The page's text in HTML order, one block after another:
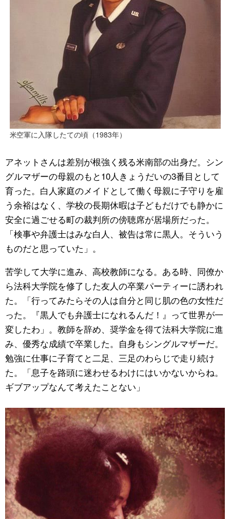
米空軍に入隊したての頃（1983年）
アネットさんは差別が根強く残る米南部の出身だ。シン
グルマザーの母親のもと10人きょうだいの3番目として
育った。白人家庭のメイドとして働く母親に子守りを雇
う余裕はなく、学校の長期休暇は子どもだけでも静かに
安全に過ごせる町の裁判所の傍聴席が居場所だった。
「検事や弁護士はみな白人、被告は常に黒人。そういう
ものだと思っていた」。
苦学して大学に進み、高校教師になる。ある時、同僚か
ら法科大学院を修了した友人の卒業パーティーに誘われ
た。「行ってみたらその人は自分と同じ肌の色の女性だ
った。『黒人でも弁護士になれるんだ！』って世界が一
変したわ」。教師を辞め、奨学金を得て法科大学院に進
み、優秀な成績で卒業した。自身もシングルマザーだ。
勉強に仕事に子育てと二足、三足のわらじで走り続け
た。「息子を路頭に迷わせるわけにはいかないからね。
ギブアップなんて考えたことない」